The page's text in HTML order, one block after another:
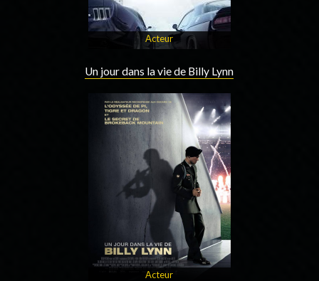
Acteur
Un jour dans la vie de Billy Lynn
Acteur